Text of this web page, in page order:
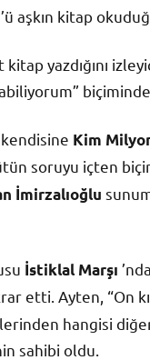
aşkın kitap
yazdığını
kendisine Kim
soruyu içten
İmirzalıoğlu
İstiklal Marşı
etti. Ayten, “On
hangisi
sahibi oldu.